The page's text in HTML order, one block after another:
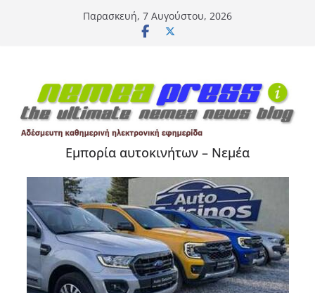
Παρασκευή, 7 Αυγούστου, 2026
Εμπορία αυτοκινήτων – Νεμέα